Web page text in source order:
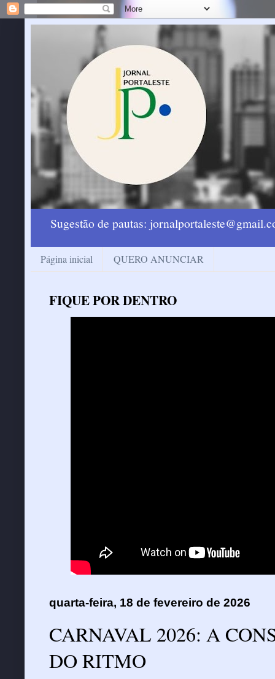
Sugestão de pautas:
Página inicial QUERO ANUNCIAR
FIQUE POR DENTRO
quarta-feira, 18 de fevereiro de 2026
CARNAVAL 2026: A
DO RITMO